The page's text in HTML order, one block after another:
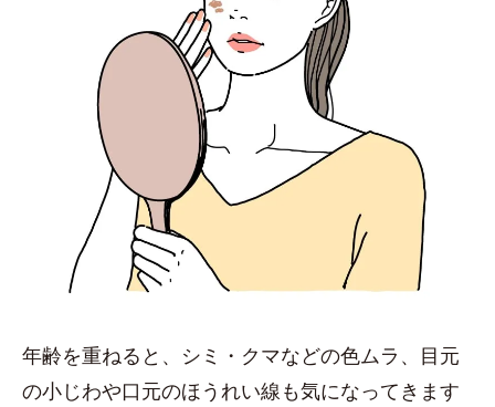
年齢を重ねると、シミ・クマなどの色ムラ、目元
の小じわや口元のほうれい線も気になってきます